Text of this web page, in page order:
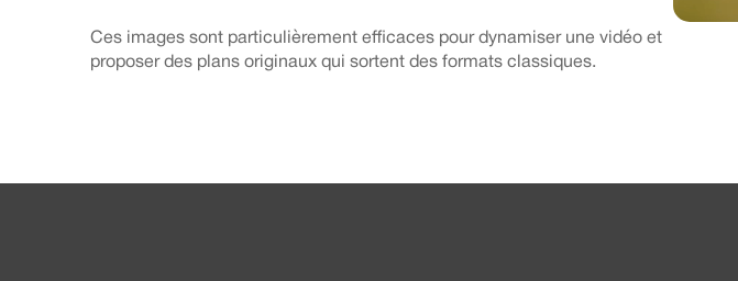
Ces images sont particulièrement efficaces pour dynamiser une vidéo et
proposer des plans originaux qui sortent des formats classiques.